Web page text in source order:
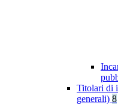
Titolari di
generali) 8